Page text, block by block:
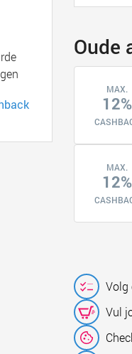
Oude
MAX.
12%
MAX.
12%
Vul